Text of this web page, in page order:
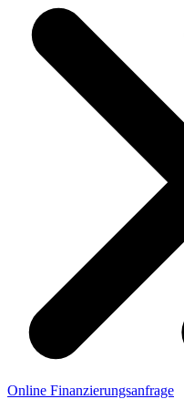
Online Finanzierungsanfrage